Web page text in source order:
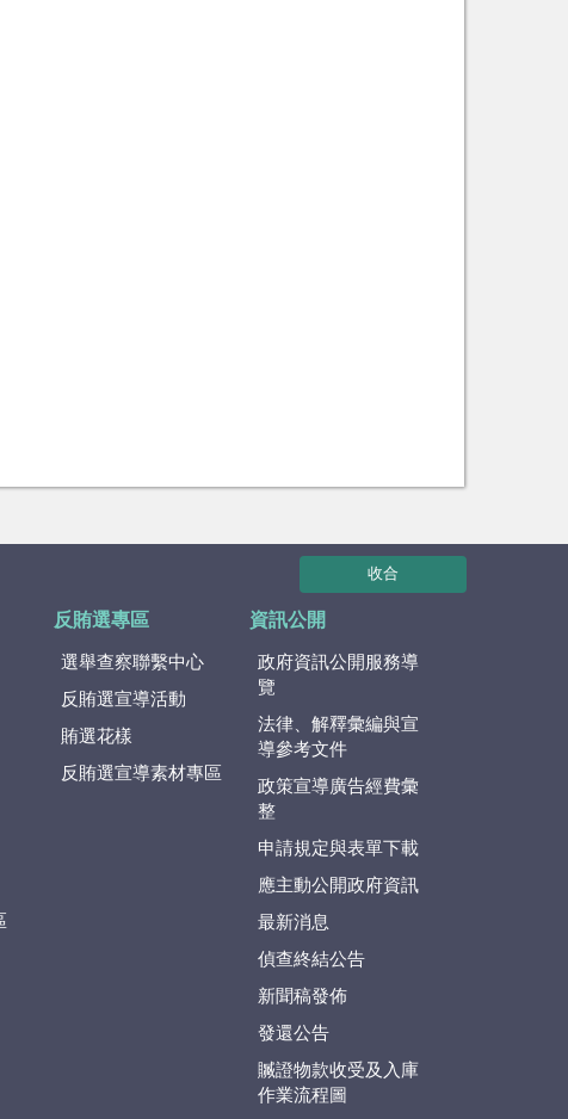
收合
反賄選專區
選舉查察聯繫中心
反賄選宣導活動
賄選花樣
反賄選宣導素材專區
資訊公開
政府資訊公開服務導
覽
法律、解釋彙編與宣
導參考文件
政策宣導廣告經費彙
整
申請規定與表單下載
應主動公開政府資訊
最新消息
偵查終結公告
新聞稿發佈
發還公告
贓證物款收受及入庫
作業流程圖